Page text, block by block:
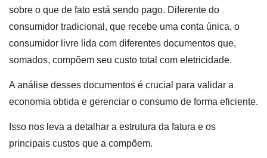
sobre o que de fato está sendo pago. Diferente do
consumidor tradicional, que recebe uma conta única, o
consumidor livre lida com diferentes documentos que,
somados, compõem seu custo total com eletricidade.
A análise desses documentos é crucial para validar a
economia obtida e gerenciar o consumo de forma eficiente.
Isso nos leva a detalhar a estrutura da fatura e os
principais custos que a compõem.